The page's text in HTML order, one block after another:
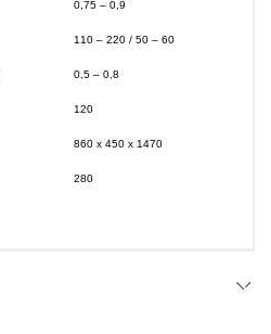
0,75 – 0,9
110 – 220 / 50 – 60
0,5 – 0,8
120
860 х 450 х 1470
280